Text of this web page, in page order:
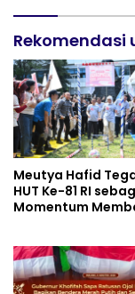
Dukung
Rekomendasi
Meutya Hafid
HUT Ke-81 RI
Momentum